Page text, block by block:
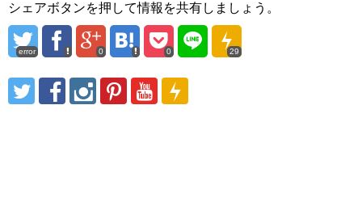
シェアボタンを押して情報を共有しましょう。
error 0 0 29